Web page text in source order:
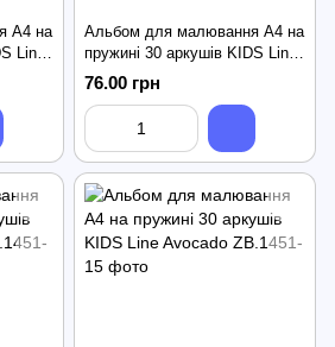
А4 на
Line
Альбом для малювання А4 на
пружині 30 аркушів KIDS Line
Dream Girl
76.00 грн